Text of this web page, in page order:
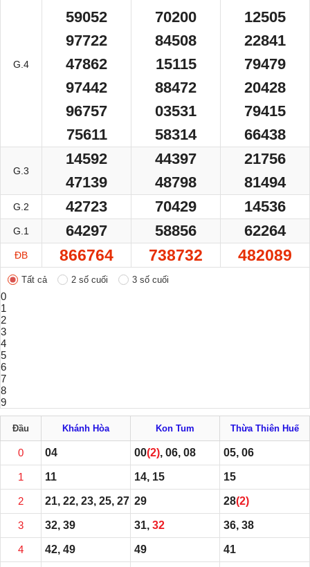
G.4
59052
97722
47862
97442
96757
75611
70200
84508
15115
88472
03531
58314
12505
22841
79479
20428
79415
66438
G.3
14592
47139
44397
48798
21756
81494
G.2 42723 70429 14536
G.1 64297 58856 62264
ĐB 866764 738732 482089
Tất cả 2 số cuối 3 số cuối
0
1
2
3
4
5
6
7
8
9
Đầu Khánh Hòa Kon Tum Thừa Thiên Huế
0 04 00(2), 06, 08 05, 06
1 11 14, 15 15
2 21, 22, 23, 25, 27 29 28(2)
3 32, 39 31, 32 36, 38
4 42, 49 49 41